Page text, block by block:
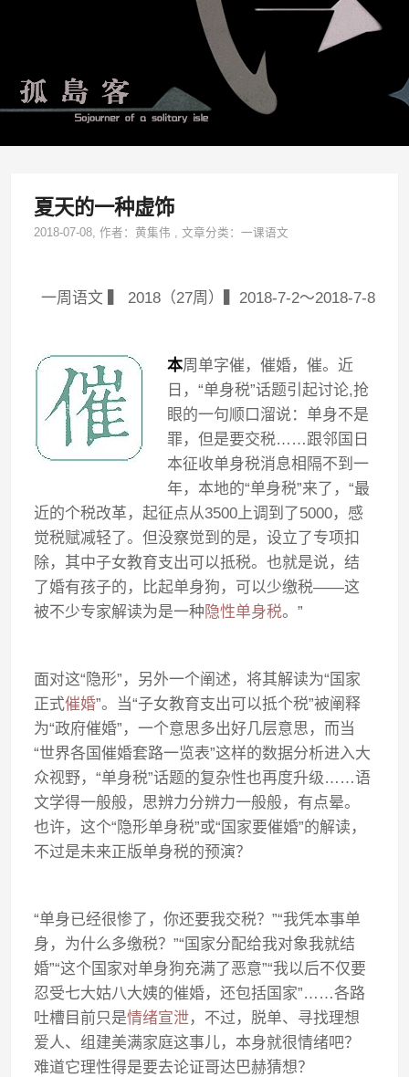
夏天的一种虚饰
2018-07-08, 作者：黄集伟 ,文章分类：一课语文
一周语文 ▍ 2018（27周）▍2018-7-2～2018-7-8
本周单字催，催婚，催。近
日，“单身税”话题引起讨论,抢
眼的一句顺口溜说：单身不是
罪，但是要交税……跟邻国日
本征收单身税消息相隔不到一
年，本地的“单身税”来了，“最
近的个税改革，起征点从3500上调到了5000，感
觉税赋减轻了。但没察觉到的是，设立了专项扣
除，其中子女教育支出可以抵税。也就是说，结
了婚有孩子的，比起单身狗，可以少缴税——这
被不少专家解读为是一种 隐性单身税。”
面对这“隐形”，另外一个阐述，将其解读为“国家
正式催婚”。当“子女教育支出可以抵个税”被阐释
为“政府催婚”，一个意思多出好几层意思，而当
“世界各国催婚套路一览表”这样的数据分析进入大
众视野，“单身税”话题的复杂性也再度升级……语
文学得一般般，思辨力分辨力一般般，有点晕。
也许，这个“隐形单身税”或“国家要催婚”的解读，
不过是未来正版单身税的预演？
“单身已经很惨了，你还要我交税？”“我凭本事单
身，为什么多缴税？”“国家分配给我对象我就结
婚”“这个国家对单身狗充满了恶意”“我以后不仅要
忍受七大姑八大姨的催婚，还包括国家”……各路
吐槽目前只是情绪宣泄，不过，脱单、寻找理想
爱人、组建美满家庭这事儿，本身就很情绪吧？
难道它理性得是要去论证哥达巴赫猜想？